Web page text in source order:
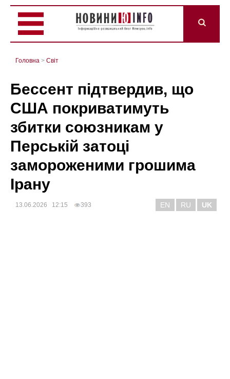
Головна > Світ
Бессент підтвердив, що
США покриватимуть
збитки союзникам у
Перській затоці
замороженими грошима
Ірану
13.06.2026 12:15 393 EN RU UK